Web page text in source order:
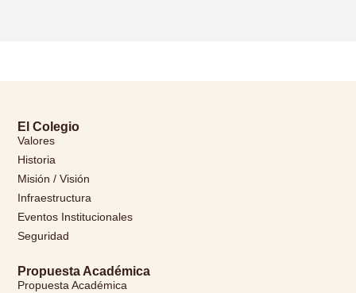
El Colegio
Valores
Historia
Misión / Visión
Infraestructura
Eventos Institucionales
Seguridad
Propuesta Académica
Propuesta Académica